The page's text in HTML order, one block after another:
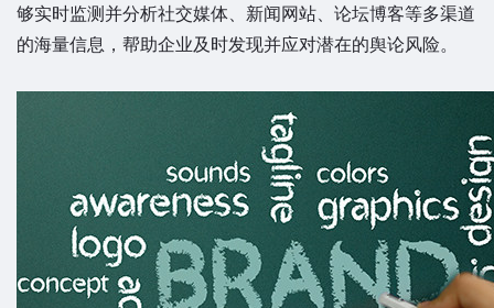
够实时监测并分析社交媒体、新闻网站、论坛博客等多渠道
的海量信息，帮助企业及时发现并应对潜在的舆论风险。